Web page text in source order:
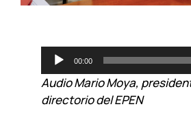
Reproductor
de
audio
00:00
Audio Mario Moya,
directorio del EPEN